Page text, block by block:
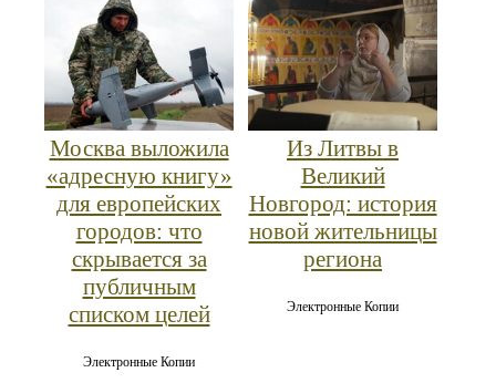
Москва выложила
«адресную книгу»
для европейских
городов: что
скрывается за
публичным
списком целей
Электронные Копии
Из Литвы в
Великий
Новгород: история
новой жительницы
региона
Электронные Копии